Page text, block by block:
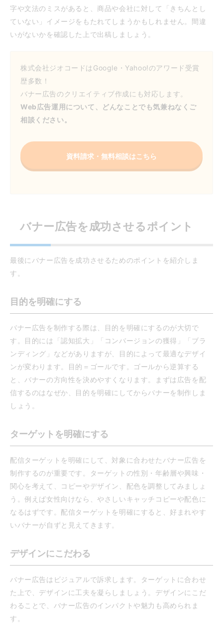
字や文法のミスがあると、商品や会社に対して「きちんとし
ていない」イメージをもたれてしまうかもしれません。間違
いがないかを確認した上で出稿しましょう。
株式会社ジオコードはGoogle・Yahoo!のアワード受賞
歴多数！
バナー広告のクリエイティブ作成にも対応します。
Web広告運用について、どんなことでも気兼ねなくご
相談ください。
資料請求・無料相談はこちら
バナー広告を成功させるポイント
最後にバナー広告を成功させるためのポイントを紹介しま
す。
目的を明確にする
バナー広告を制作する際は、目的を明確にするのが大切で
す。目的には「認知拡大」「コンバージョンの獲得」「ブラ
ンディング」などがありますが、目的によって最適なデザイ
ンが変わります。目的＝ゴールです。ゴールから逆算する
と、バナーの方向性を決めやすくなります。まずは広告を配
信するのはなぜか、目的を明確にしてからバナーを制作しま
しょう。
ターゲットを明確にする
配信ターゲットを明確にして、対象に合わせたバナー広告を
制作するのが重要です。ターゲットの性別・年齢層や興味・
関心を考えて、コピーやデザイン、配色を調整してみましょ
う。例えば女性向けなら、やさしいキャッチコピーや配色に
なるはずです。配信ターゲットを明確にすると、好まれやす
いバナーが自ずと見えてきます。
デザインにこだわる
バナー広告はビジュアルで訴求します。ターゲットに合わせ
た上で、デザインに工夫を凝らしましょう。デザインにこだ
わることで、バナー広告のインパクトや魅力も高められま
す。